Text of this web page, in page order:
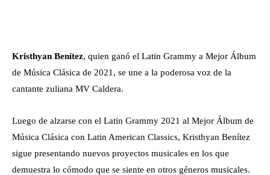
Kristhyan Benítez, quien ganó el Latin Grammy a Mejor Álbum
de Música Clásica de 2021, se une a la poderosa voz de la
cantante zuliana MV Caldera.
Luego de alzarse con el Latin Grammy 2021 al Mejor Álbum de
Música Clásica con Latin American Classics, Kristhyan Benítez
sigue presentando nuevos proyectos musicales en los que
demuestra lo cómodo que se siente en otros géneros musicales.